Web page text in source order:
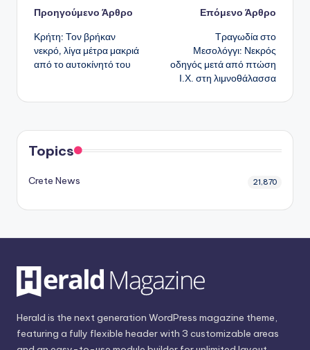
Πλοήγηση
δημοσιεύσεων
Προηγούμενο Άρθρο
Κρήτη: Τον βρήκαν
νεκρό, λίγα μέτρα μακριά
από το αυτοκίνητό του
Επόμενο Άρθρο
Τραγωδία στο
Μεσολόγγι: Νεκρός
οδηγός μετά από πτώση
Ι.Χ. στη λιμνοθάλασσα
Topics
Crete News 21,870
Herald is the next generation WordPress magazine theme,
featuring a fully flexible header with 3 customizable areas